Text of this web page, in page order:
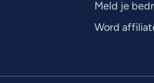
Meld je
Word